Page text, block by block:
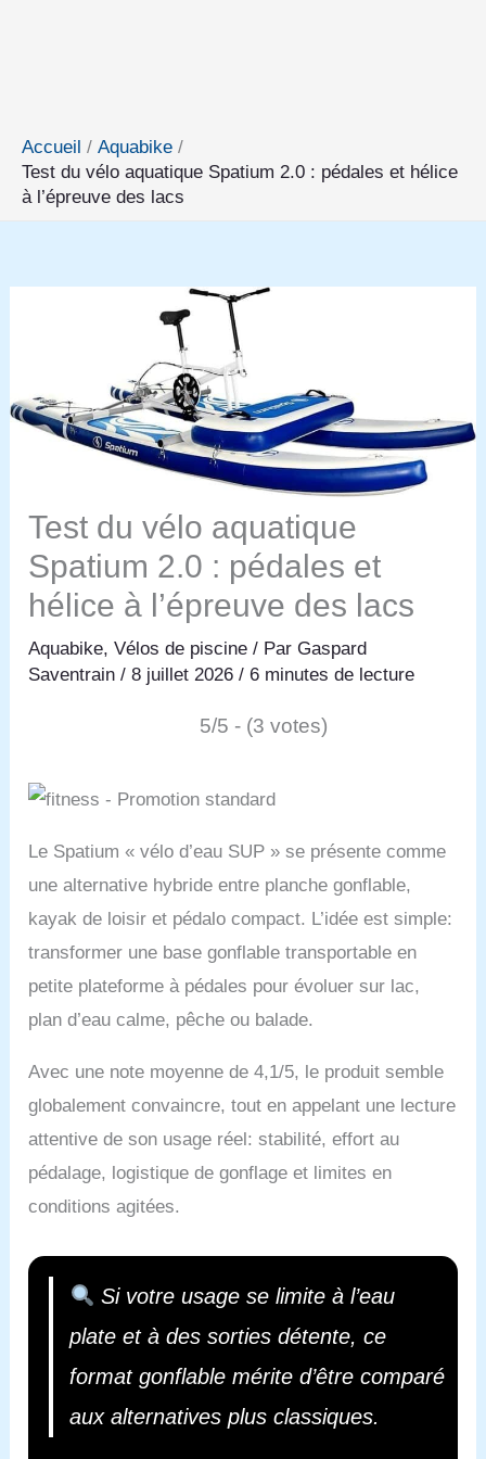
Accueil
Aquabike
Test du vélo aquatique Spatium 2.0 : pédales et hélice
à l’épreuve des lacs
Test du vélo aquatique
Spatium 2.0 : pédales et
hélice à l’épreuve des lacs
Aquabike,Vélos de piscine / ParGaspard
Saventrain/8 juillet 2026/6 minutes de lecture
5/5 - (3 votes)
Le Spatium « vélo d’eau SUP » se présente comme
une alternative hybride entre planche gonflable,
kayak de loisir et pédalo compact. L’idée est simple:
transformer une base gonflable transportable en
petite plateforme à pédales pour évoluer sur lac,
plan d’eau calme, pêche ou balade.
Avec une note moyenne de 4,1/5, le produit semble
globalement convaincre, tout en appelant une lecture
attentive de son usage réel: stabilité, effort au
pédalage, logistique de gonflage et limites en
conditions agitées.
Si votre usage se limite à l’eau
plate et à des sorties détente, ce
format gonflable mérite d’être comparé
aux alternatives plus classiques.